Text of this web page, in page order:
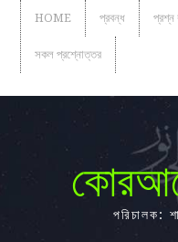
HOME প্রবন্ধ
সকল প্রশ্নোত্তর
পরিচালক: